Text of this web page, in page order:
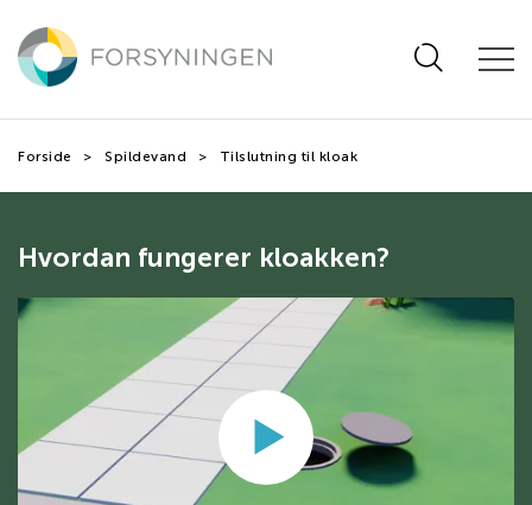
hovedindhold
Forside Spildevand Tilslutning til kloak
Hvordan fungerer kloakken?